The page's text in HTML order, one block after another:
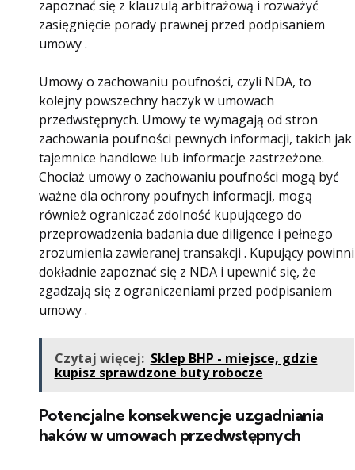
zapoznać się z klauzulą ​​arbitrażową i rozważyć
zasięgnięcie porady prawnej przed podpisaniem
umowy .
Umowy o zachowaniu poufności, czyli NDA, to
kolejny powszechny haczyk w umowach
przedwstępnych. Umowy te wymagają od stron
zachowania poufności pewnych informacji, takich jak
tajemnice handlowe lub informacje zastrzeżone.
Chociaż umowy o zachowaniu poufności mogą być
ważne dla ochrony poufnych informacji, mogą
również ograniczać zdolność kupującego do
przeprowadzenia badania due diligence i pełnego
zrozumienia zawieranej transakcji . Kupujący powinni
dokładnie zapoznać się z NDA i upewnić się, że
zgadzają się z ograniczeniami przed podpisaniem
umowy .
Czytaj więcej: Sklep BHP - miejsce, gdzie
kupisz sprawdzone buty robocze
Potencjalne konsekwencje uzgadniania
haków w umowach przedwstępnych